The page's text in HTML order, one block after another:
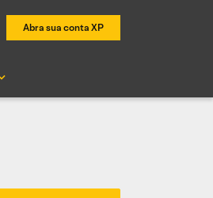
Abra sua conta XP